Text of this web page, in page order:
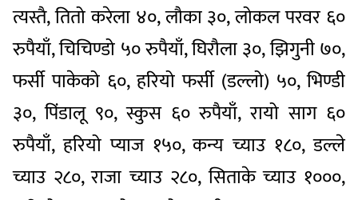
त्यस्तै, तितो करेला ४०, लौका ३०, लोकल परवर ६०
रुपैयाँ, चिचिण्डो ५० रुपैयाँ, घिरौला ३०, झिगुनी ७०,
फर्सी पाकेको ६०, हरियो फर्सी (डल्लो) ५०, भिण्डी
३०, पिंडालू ९०, स्कुस ६० रुपैयाँ, रायो साग ६०
रुपैयाँ, हरियो प्याज १५०, कन्य च्याउ १८०, डल्ले
च्याउ २८०, राजा च्याउ २८०, सिताके च्याउ १०००,